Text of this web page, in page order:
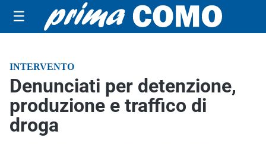
☰
INTERVENTO
Denunciati per detenzione,
produzione e traffico di
droga